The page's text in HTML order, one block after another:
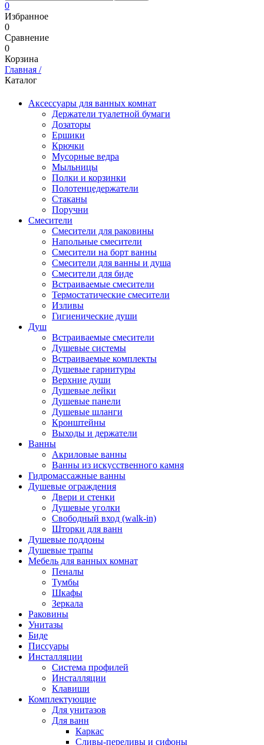
0
Избранное
0
Сравнение
0
Корзина
Главная /
Каталог
Аксессуары для ванных комнат
Держатели туалетной бумаги
Дозаторы
Ершики
Крючки
Мусорные ведра
Мыльницы
Полки и корзинки
Полотенцедержатели
Стаканы
Поручни
Смесители
Смесители для раковины
Напольные смесители
Смесители на борт ванны
Смесители для ванны и душа
Смесители для биде
Встраиваемые смесители
Термостатические смесители
Изливы
Гигиенические души
Душ
Встраиваемые смесители
Душевые системы
Встраиваемые комплекты
Душевые гарнитуры
Верхние души
Душевые лейки
Душевые панели
Душевые шланги
Кронштейны
Выходы и держатели
Ванны
Акриловые ванны
Ванны из искусственного камня
Гидромассажные ванны
Душевые ограждения
Двери и стенки
Душевые уголки
Свободный вход (walk-in)
Шторки для ванн
Душевые поддоны
Душевые трапы
Мебель для ванных комнат
Пеналы
Тумбы
Шкафы
Зеркала
Раковины
Унитазы
Биде
Писсуары
Инсталляции
Система профилей
Инсталляции
Клавиши
Комплектующие
Для унитазов
Для ванн
Каркас
Сливы-переливы и сифоны